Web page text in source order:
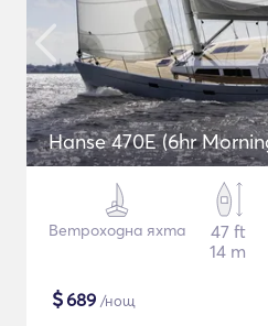
Hanse 470E (6hr
Ветроходна яхта
47 ft
14 m
$689 /нощ